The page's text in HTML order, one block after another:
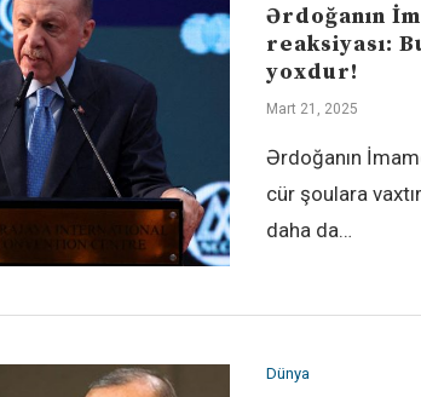
Ərdoğanın
reaksiyası:
yoxdur!
Mart 21, 2025
Ərdoğanın
cür şoulara
daha da…
Dünya